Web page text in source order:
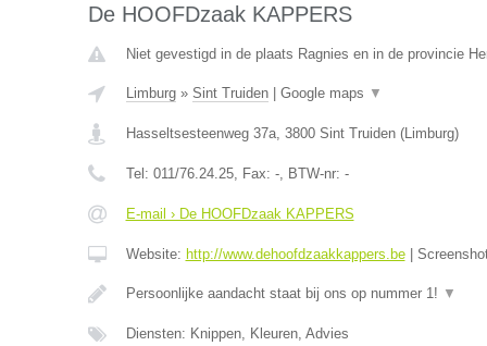
De HOOFDzaak KAPPERS
Niet gevestigd in de plaats Ragnies en in de provincie
Limburg» Sint Truiden| Google maps ▼
Hasseltsesteenweg 37a, 3800 Sint Truiden(Limburg)
Tel: 011/76.24.25, Fax: -, BTW-nr: -
E-mail › De HOOFDzaak KAPPERS
Website: http://www.dehoofdzaakkappers.be|
Persoonlijke aandacht staat bij ons op nummer 1! ▼
Diensten: Knippen, Kleuren, Advies